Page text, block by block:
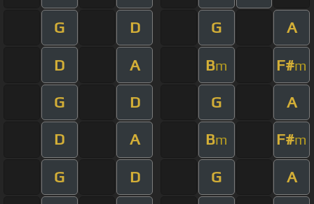
G D G A
D A Bm F#m
G D G A
D A Bm F#m
G D G A